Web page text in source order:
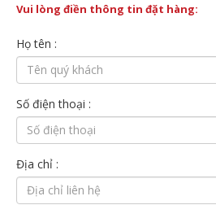
Vui lòng điền thông tin đặt hàng:
Họ tên :
Số điện thoại :
Địa chỉ :